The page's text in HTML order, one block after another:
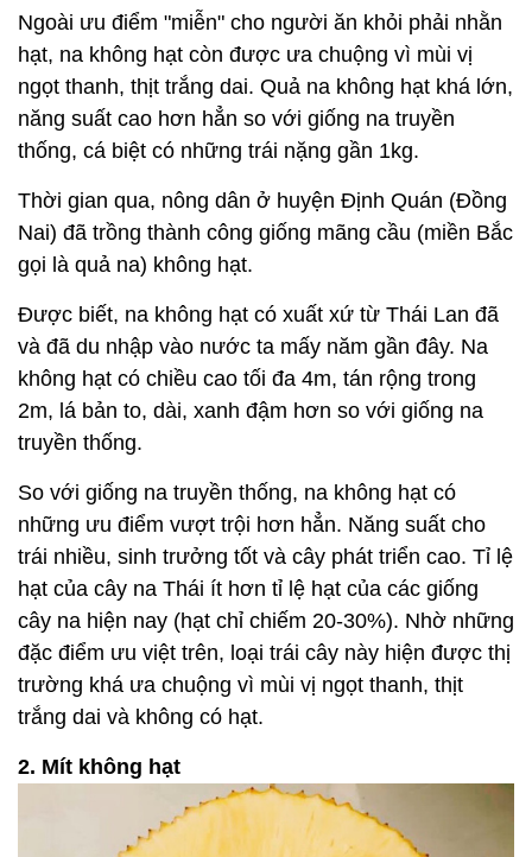
Ngoài ưu điểm "miễn" cho người ăn khỏi phải nhằn
hạt, na không hạt còn được ưa chuộng vì mùi vị
ngọt thanh, thịt trắng dai. Quả na không hạt khá lớn,
năng suất cao hơn hẳn so với giống na truyền
thống, cá biệt có những trái nặng gần 1kg.
Thời gian qua, nông dân ở huyện Định Quán (Đồng
Nai) đã trồng thành công giống mãng cầu (miền Bắc
gọi là quả na) không hạt.
Được biết, na không hạt có xuất xứ từ Thái Lan đã
và đã du nhập vào nước ta mấy năm gần đây. Na
không hạt có chiều cao tối đa 4m, tán rộng trong
2m, lá bản to, dài, xanh đậm hơn so với giống na
truyền thống.
So với giống na truyền thống, na không hạt có
những ưu điểm vượt trội hơn hẳn. Năng suất cho
trái nhiều, sinh trưởng tốt và cây phát triển cao. Tỉ lệ
hạt của cây na Thái ít hơn tỉ lệ hạt của các giống
cây na hiện nay (hạt chỉ chiếm 20-30%). Nhờ những
đặc điểm ưu việt trên, loại trái cây này hiện được thị
trường khá ưa chuộng vì mùi vị ngọt thanh, thịt
trắng dai và không có hạt.
2. Mít không hạt